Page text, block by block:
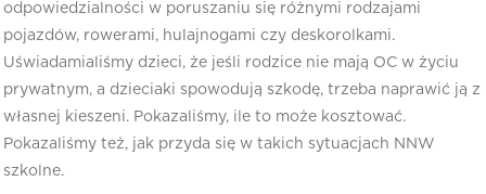
odpowiedzialności w poruszaniu się różnymi rodzajami
pojazdów, rowerami, hulajnogami czy deskorolkami.
Uświadamialiśmy dzieci, że jeśli rodzice nie mają OC w życiu
prywatnym, a dzieciaki spowodują szkodę, trzeba naprawić ją z
własnej kieszeni. Pokazaliśmy, ile to może kosztować.
Pokazaliśmy też, jak przyda się w takich sytuacjach NNW
szkolne.